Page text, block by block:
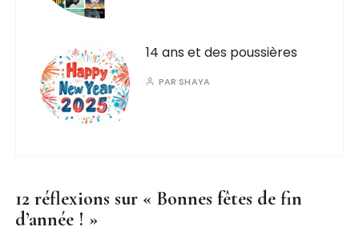
14 ans et des poussières
PAR SHAYA
12 réflexions sur « Bonnes fêtes de fin
d’année ! »